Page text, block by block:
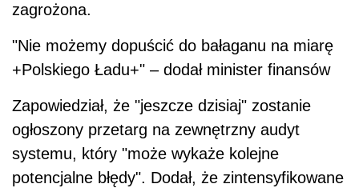
zagrożona.
"Nie możemy dopuścić do bałaganu na miarę
+Polskiego Ładu+" – dodał minister finansów
Zapowiedział, że "jeszcze dzisiaj" zostanie
ogłoszony przetarg na zewnętrzny audyt
systemu, który "może wykaże kolejne
potencjalne błędy". Dodał, że zintensyfikowane